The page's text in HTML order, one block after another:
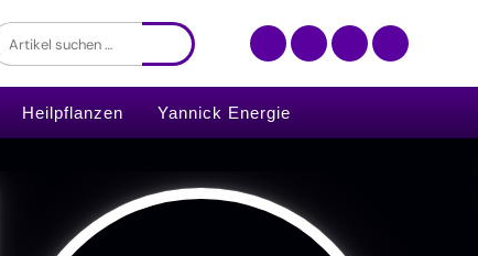
Heilpflanzen Yannick Energie